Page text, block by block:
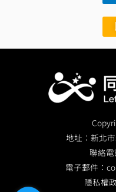
地址： 新北
聯絡電
電子郵件：
隱私權